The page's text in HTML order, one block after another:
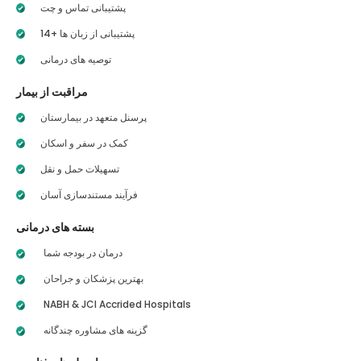
پشتیبانی تماس و چت
14+ پشتیبانی از زبان ها
توصیه های درمانی
مراقبت از بیمار
پرسنل متعهد در بیمارستان
کمک در سفر و اسکان
تسهیلات حمل و نقل
فرآیند مستندسازی آسان
بسته های درمانی
درمان در بودجه شما
بهترین پزشکان و جراحان
NABH & JCI Accrided Hospitals
گزینه های مشاوره چندگانه